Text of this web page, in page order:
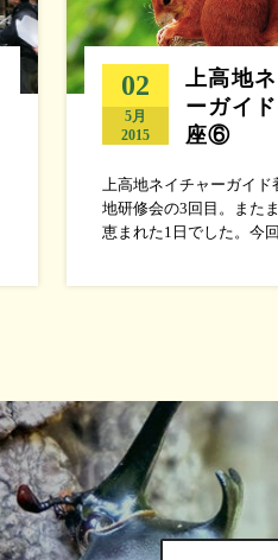
02
5月
2015
上高地
ーガイ
座⑥
上高地ネイチャーガイド
地研修会の3回目。また
恵まれた1日でした。今